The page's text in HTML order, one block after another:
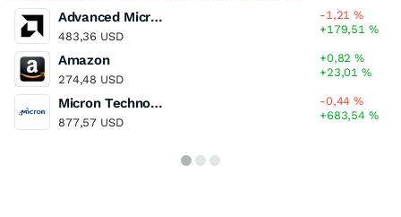
Advanced Micro Devices
483,36 USD
-1,21%
+179,51 %
Amazon
274,48 USD
+0,82%
+23,01%
Micron Technology
877,57 USD
-0,44%
+683,54 %